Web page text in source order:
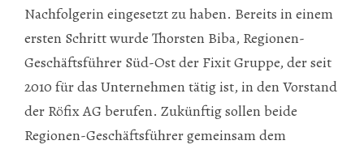
Nachfolgerin eingesetzt zu haben. Bereits in einem
ersten Schritt wurde Thorsten Biba, Regionen-
Geschäftsführer Süd-Ost der Fixit Gruppe, der seit
2010 für das Unternehmen tätig ist, in den Vorstand
der Röfix AG berufen. Zukünftig sollen beide
Regionen-Geschäftsführer gemeinsam dem